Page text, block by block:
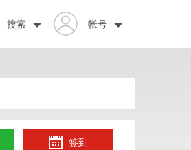
帐号
搜索
签到